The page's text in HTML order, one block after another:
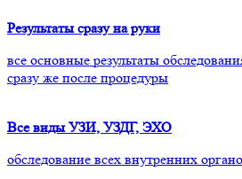
Результаты сразу на руки
все основные результаты
сразу же после процедуры
Все виды УЗИ, УЗДГ, ЭХО
обследование всех внутренних